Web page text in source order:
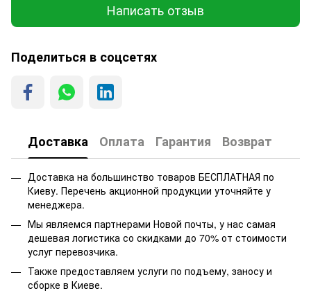
Написать отзыв
Поделиться в соцсетях
Доставка Оплата Гарантия Возврат
Доставка на большинство товаров БЕСПЛАТНАЯ по
Киеву. Перечень акционной продукции уточняйте у
менеджера.
Мы являемся партнерами Новой почты, у нас самая
дешевая логистика со скидками до 70% от стоимости
услуг перевозчика.
Также предоставляем услуги по подъему, заносу и
сборке в Киеве.